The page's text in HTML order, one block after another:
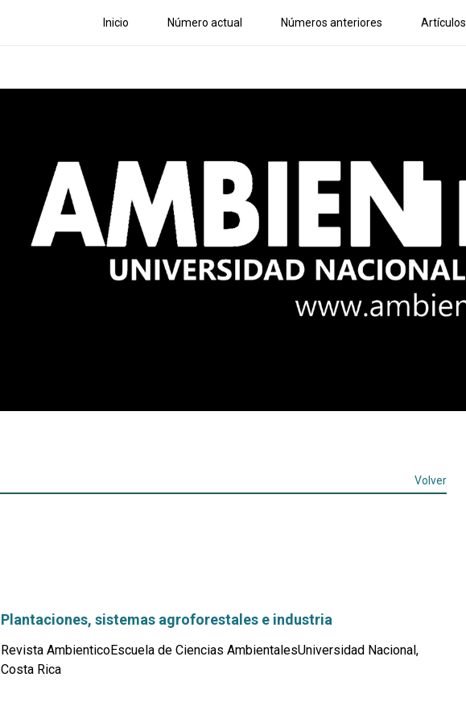
Inicio Número actual Números anteriores Artículos
Volver
Plantaciones, sistemas agroforestales e industria
Revista AmbienticoEscuela de Ciencias AmbientalesUniversidad Nacional,
Costa Rica